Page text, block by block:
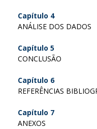
Capítulo 4
ANÁLISE DOS DADOS
Capítulo 5
CONCLUSÃO
Capítulo 6
REFERÊNCIAS
Capítulo 7
ANEXOS